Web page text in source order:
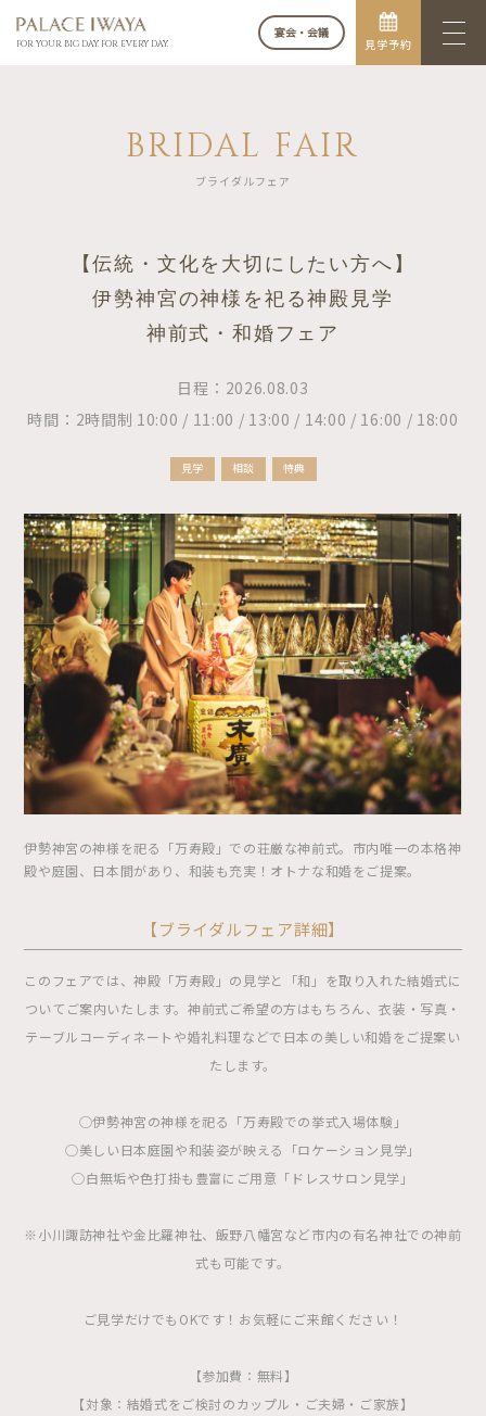
FOR YOUR BIG DAY. FOR EVERY DAY.
宴会・会議
見学予約
BRIDAL FAIR
ブライダルフェア
【伝統・文化を大切にしたい方へ】
伊勢神宮の神様を祀る神殿見学
神前式・和婚フェア
日程：2026.08.03
時間：2時間制 10:00 / 11:00 / 13:00 / 14:00 / 16:00 / 18:00
見学 相談 特典
伊勢神宮の神様を祀る「万寿殿」での荘厳な神前式。市内唯一の本格神
殿や庭園、日本間があり、和装も充実！オトナな和婚をご提案。
【ブライダルフェア詳細】
このフェアでは、神殿「万寿殿」の見学と「和」を取り入れた結婚式に
ついてご案内いたします。神前式ご希望の方はもちろん、衣装・写真・
テーブルコーディネートや婚礼料理などで日本の美しい和婚をご提案い
たします。
◯伊勢神宮の神様を祀る「万寿殿での挙式入場体験」
◯美しい日本庭園や和装姿が映える「ロケーション見学」
◯白無垢や色打掛も豊富にご用意「ドレスサロン見学」
※小川諏訪神社や金比羅神社、飯野八幡宮など市内の有名神社での神前
式も可能です。
ご見学だけでもOKです！お気軽にご来館ください！
【参加費：無料】
【対象：結婚式をご検討のカップル・ご夫婦・ご家族】